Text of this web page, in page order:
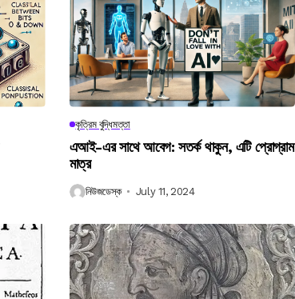
কৃত্রিম বুদ্ধিমত্তা
এআই-এর সাথে আবেগ: সতর্ক থাকুন, এটি প্রোগ্রাম
মাত্র
নিউজডেস্ক July 11, 2024